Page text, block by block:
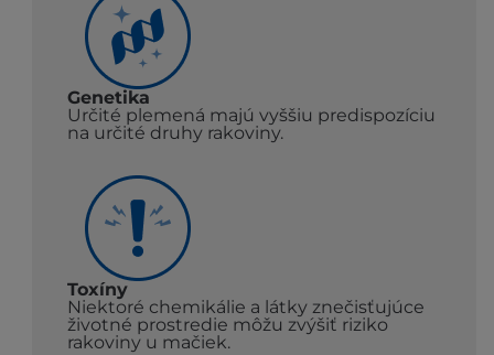
Genetika
Určité plemená majú vyššiu predispozíciu
na určité druhy rakoviny.
Toxíny
Niektoré chemikálie a látky znečisťujúce
životné prostredie môžu zvýšiť riziko
rakoviny u mačiek.